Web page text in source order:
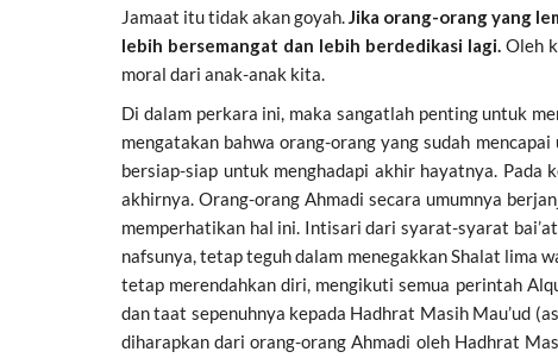
Jamaat itu tidak akan goyah.Jika orang-orang yang
lebih bersemangat dan lebih berdedikasi lagi. Oleh
moral dari anak-anak kita.
Di dalam perkara ini, maka sangatlah penting untuk
mengatakan bahwa orang-orang yang sudah
bersiap-siap untuk menghadapi akhir hayatnya.
akhirnya. Orang-orang Ahmadi secara umumnya
memperhatikan hal ini. Intisari dari syarat-syarat
nafsunya, tetap teguh dalam menegakkan Shalat lima
tetap merendahkan diri, mengikuti semua perintah
dan taat sepenuhnya kepada Hadhrat Masih Mau’ud
diharapkan dari orang-orang Ahmadi oleh Hadhrat